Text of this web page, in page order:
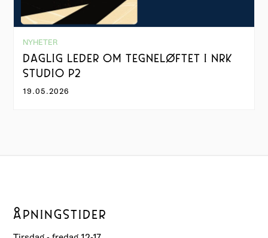
NYHETER
DAGLIG LEDER OM TEGNELØFTET I NRK
STUDIO P2
19.05.2026
ÅPNINGSTIDER